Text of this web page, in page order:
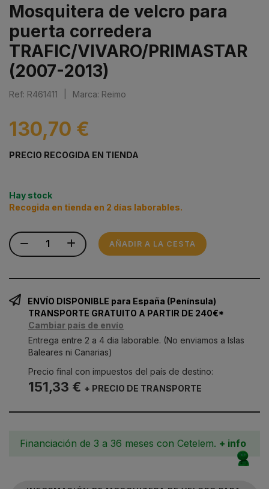
Mosquitera de velcro para
puerta corredera
TRAFIC/VIVARO/PRIMASTAR
(2007-2013)
Ref: R461411 Marca: Reimo
130,70 €
PRECIO RECOGIDA EN TIENDA
Hay stock
Recogida en tienda en 2 días laborables.
AÑADIR A LA CESTA
ENVÍO DISPONIBLE para España (Península)
TRANSPORTE GRATUITO A PARTIR DE 240€*
Cambiar país de envío
Entrega entre 2 a 4 dia laborable. (No enviamos a Islas
Baleares ni Canarias)
Precio final con impuestos del país de destino:
151,33 € + PRECIO DE TRANSPORTE
Financiación de 3 a 36 meses con Cetelem. + info